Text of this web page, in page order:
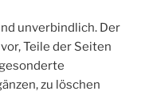
unverbindlich. Der
Teile der Seiten
zu löschen